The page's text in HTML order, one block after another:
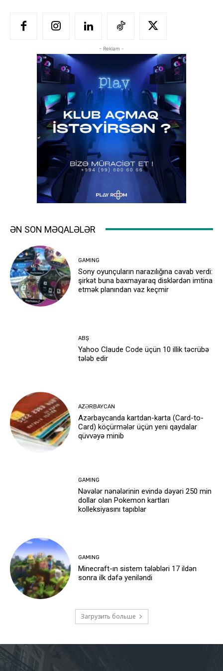
- Reklam -
ƏN SON MƏQALƏLƏR
GAMING
Sony oyunçuların narazılığına cavab verdi:
şirkət buna baxmayaraq disklərdən imtina
etmək planından vaz keçmir
ABŞ
Yahoo Claude Code üçün 10 illik təcrübə
tələb edir
AZƏRBAYCAN
Azərbaycanda kartdan-karta (Card-to-
Card) köçürmələr üçün yeni qaydalar
qüvvəyə minib
GAMING
Nəvələr nənələrinin evində dəyəri 250 min
dollar olan Pokemon kartları
kolleksiyasını tapıblar
GAMING
Minecraft-ın sistem tələbləri 17 ildən
sonra ilk dəfə yeniləndi
Загрузить больше